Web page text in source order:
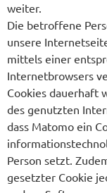
weiter.
Die betroffene
unsere
mittels einer
Internetbrowsers
Cookies dauerhaft
des genutzten
dass Matomo ein
Person setzt.
gesetzter Cookie